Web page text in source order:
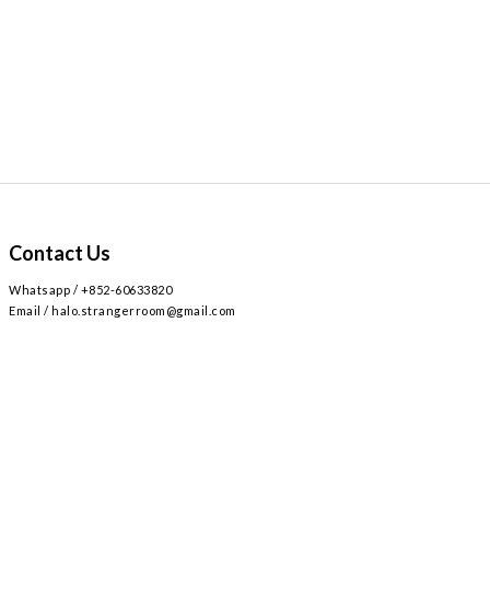
Contact Us
Whatsapp / +852-60633820
Email / halo.strangerroom@gmail.com